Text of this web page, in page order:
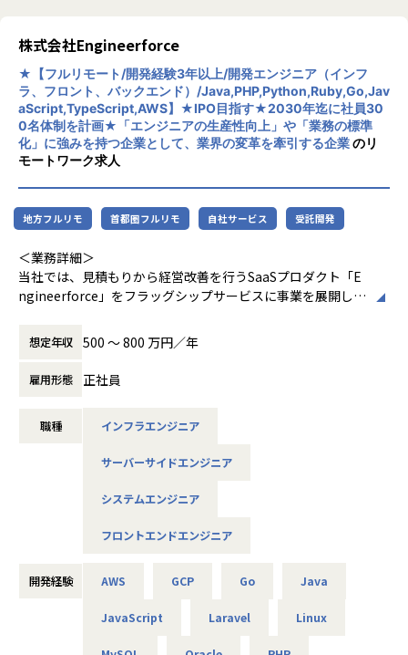
エンジニアの見積もり工数の作成に関わる手間や負担を減ら
すためのツール「Engineerforce」の開発、お客様のシステ
ム開発支援、経営コンサルティングを提供しており、エンジ
ニアが最大限の力を発揮できるサービス・仕組みづくりの実
現を目指しています。
https://prtimes.jp/main/html/rd/p/000000033.00006887
7.html
・SEEDエクステンションラウンドにて資金調達！累計調達
額4,500万円へ
https://prtimes.jp/main/html/rd/p/000000018.00006887
＜案件事例＞
■クライアント例
ア/⼤⼿電機メーカー/⼤⼿スポーツメーカー
・新規事業創出に向けたマーケットリサーチ/ベンチマーキン
・事業戦略の策定⽀援（ビジネスモデル設計/M＆A/アライア
・DX/BPR⽀援（顧客接点/オムニチャネル再設計/CRMオペ
・IT戦略の策定やシステム導⼊⽀援（IoT‧AI戦略〜ITソリ
株式会社Engineerforce
★【フルリモート/開発経験3年以上/開発エンジニア（インフ
ラ、フロント、バックエンド）/Java,PHP,Python,Ruby,Go,Jav
aScript,TypeScript,AWS】★IPO目指す★2030年迄に社員30
0名体制を計画★「エンジニアの生産性向上」や「業務の標準
化」に強みを持つ企業として、業界の変革を牽引する企業のリ
モートワーク求人
地方フルリモ 首都圏フルリモ 自社サービス 受託開発
＜業務詳細＞
当社では、見積もりから経営改善を行うSaaSプロダクト「E
ngineerforce」をフラッグシップサービスに事業を展開して
トの課題解決をするため、「システム開発」の事業を新たに
立ち上げました。
現在、直受けのプライム案件のお引き合いが増えており、需
要が供給を上回る状況にあることから、チームの拡大を積極
の期待に応える準備を進めています。
トの課題を解決するためのエンジニアサービスを提供してい
・システム開発：クライアントのニーズに合わせたシステム
Webアプリやモバイルアプリ、業務システム、業務効率化ツ
想定年収 500 〜 800 万円／年
雇用形態 正社員
職種 インフラエンジニア
サーバーサイドエンジニア
システムエンジニア
フロントエンドエンジニア
開発経験 AWS GCP Go Java
JavaScript Laravel Linux